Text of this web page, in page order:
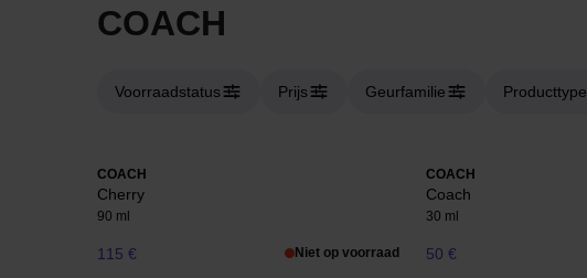
COACH
Voorraadstatus Prijs Geurfamilie Producttype
COACH
Cherry
90 ml
115 € Niet op voorraad
COACH
Coach
30 ml
50 €